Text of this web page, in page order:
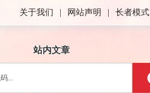
关于我们 网站声明 长者模式
站内文章